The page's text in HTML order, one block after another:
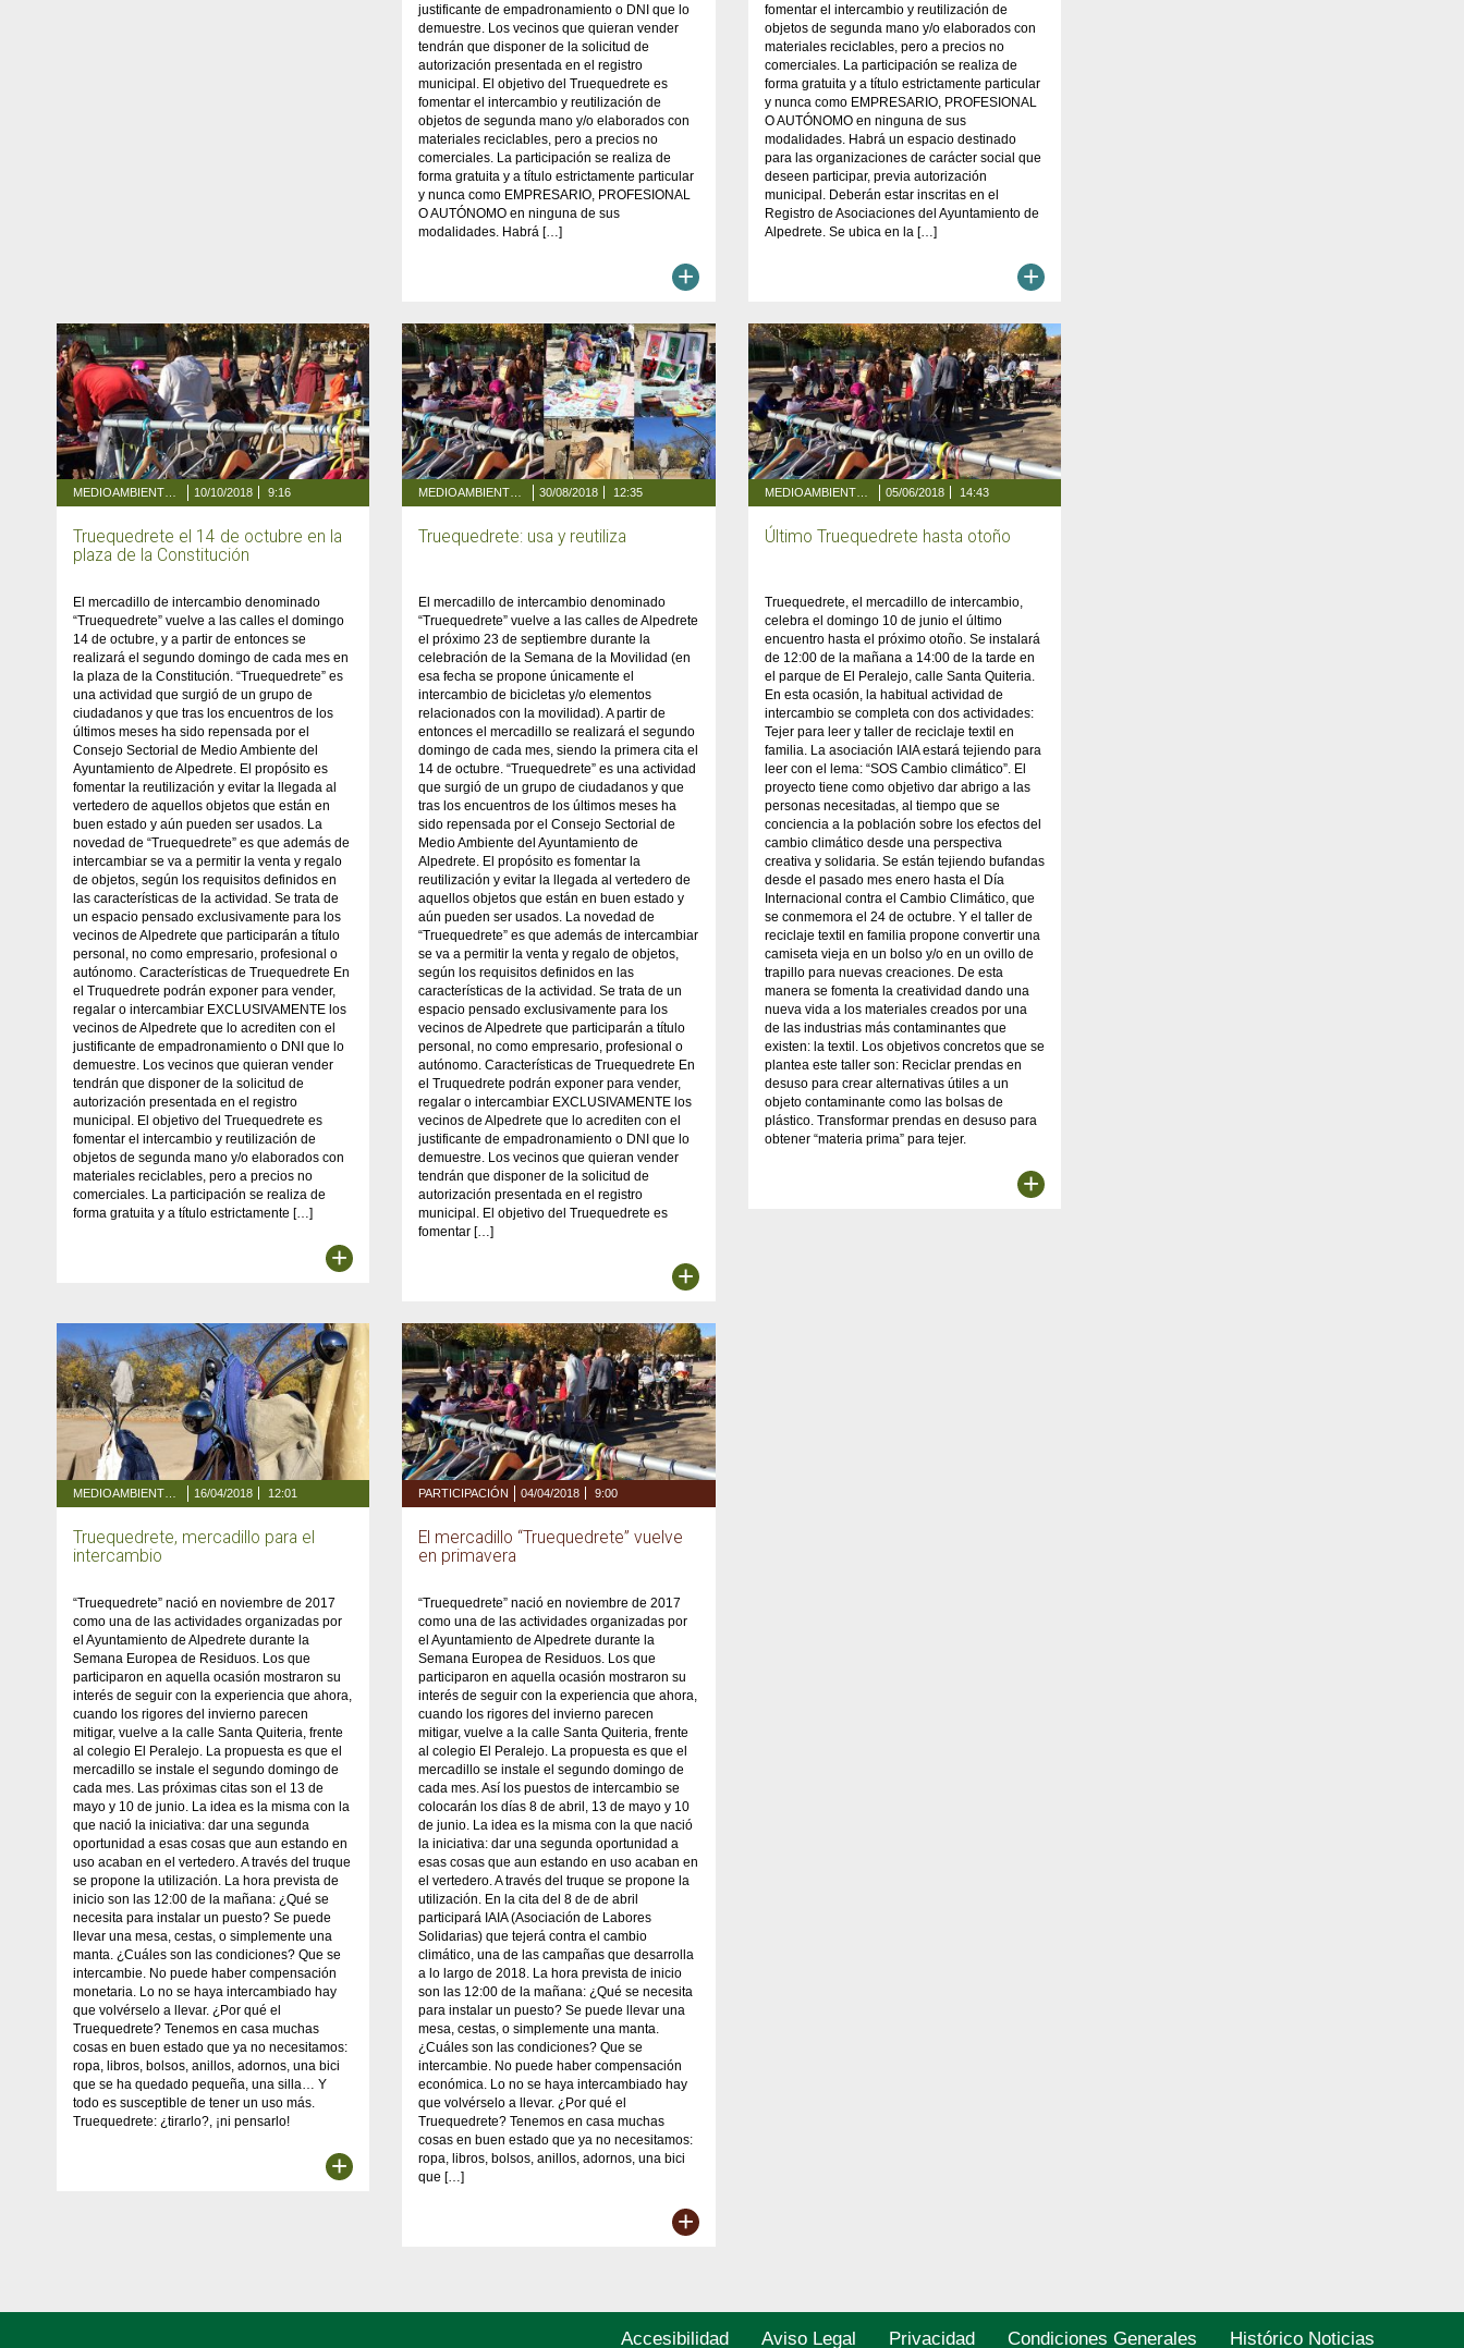
justificante de empadronamiento o DNI que lo
demuestre. Los vecinos que quieran vender
tendrán que disponer de la solicitud de
autorización presentada en el registro
municipal. El objetivo del Truequedrete es
fomentar el intercambio y reutilización de
objetos de segunda mano y/o elaborados con
materiales reciclables, pero a precios no
comerciales. La participación se realiza de
forma gratuita y a título estrictamente particular
y nunca como EMPRESARIO, PROFESIONAL
O AUTÓNOMO en ninguna de sus
modalidades. Habrá […]
+
fomentar el intercambio y reutilización de
objetos de segunda mano y/o elaborados con
materiales reciclables, pero a precios no
comerciales. La participación se realiza de
forma gratuita y a título estrictamente particular
y nunca como EMPRESARIO, PROFESIONAL
O AUTÓNOMO en ninguna de sus
modalidades. Habrá un espacio destinado
para las organizaciones de carácter social que
deseen participar, previa autorización
municipal. Deberán estar inscritas en el
Registro de Asociaciones del Ayuntamiento de
Alpedrete. Se ubica en la […]
+
MEDIOAMBIENTE Y ENERGÍA 10/10/2018 9:16
Truequedrete el 14 de octubre en la
plaza de la Constitución
El mercadillo de intercambio denominado
“Truequedrete” vuelve a las calles el domingo
14 de octubre, y a partir de entonces se
realizará el segundo domingo de cada mes en
la plaza de la Constitución. “Truequedrete” es
una actividad que surgió de un grupo de
ciudadanos y que tras los encuentros de los
últimos meses ha sido repensada por el
Consejo Sectorial de Medio Ambiente del
Ayuntamiento de Alpedrete. El propósito es
fomentar la reutilización y evitar la llegada al
vertedero de aquellos objetos que están en
buen estado y aún pueden ser usados. La
novedad de “Truequedrete” es que además de
intercambiar se va a permitir la venta y regalo
de objetos, según los requisitos definidos en
las características de la actividad. Se trata de
un espacio pensado exclusivamente para los
vecinos de Alpedrete que participarán a título
personal, no como empresario, profesional o
autónomo. Características de Truequedrete En
el Truquedrete podrán exponer para vender,
regalar o intercambiar EXCLUSIVAMENTE los
vecinos de Alpedrete que lo acrediten con el
justificante de empadronamiento o DNI que lo
demuestre. Los vecinos que quieran vender
tendrán que disponer de la solicitud de
autorización presentada en el registro
municipal. El objetivo del Truequedrete es
fomentar el intercambio y reutilización de
objetos de segunda mano y/o elaborados con
materiales reciclables, pero a precios no
comerciales. La participación se realiza de
forma gratuita y a título estrictamente […]
+
MEDIOAMBIENTE Y ENERGÍA 30/08/2018 12:35
Truequedrete: usa y reutiliza
El mercadillo de intercambio denominado
“Truequedrete” vuelve a las calles de Alpedrete
el próximo 23 de septiembre durante la
celebración de la Semana de la Movilidad (en
esa fecha se propone únicamente el
intercambio de bicicletas y/o elementos
relacionados con la movilidad). A partir de
entonces el mercadillo se realizará el segundo
domingo de cada mes, siendo la primera cita el
14 de octubre. “Truequedrete” es una actividad
que surgió de un grupo de ciudadanos y que
tras los encuentros de los últimos meses ha
sido repensada por el Consejo Sectorial de
Medio Ambiente del Ayuntamiento de
Alpedrete. El propósito es fomentar la
reutilización y evitar la llegada al vertedero de
aquellos objetos que están en buen estado y
aún pueden ser usados. La novedad de
“Truequedrete” es que además de intercambiar
se va a permitir la venta y regalo de objetos,
según los requisitos definidos en las
características de la actividad. Se trata de un
espacio pensado exclusivamente para los
vecinos de Alpedrete que participarán a título
personal, no como empresario, profesional o
autónomo. Características de Truequedrete En
el Truquedrete podrán exponer para vender,
regalar o intercambiar EXCLUSIVAMENTE los
vecinos de Alpedrete que lo acrediten con el
justificante de empadronamiento o DNI que lo
demuestre. Los vecinos que quieran vender
tendrán que disponer de la solicitud de
autorización presentada en el registro
municipal. El objetivo del Truequedrete es
fomentar […]
+
MEDIOAMBIENTE Y ENERGÍA 05/06/2018 14:43
Último Truequedrete hasta otoño
Truequedrete, el mercadillo de intercambio,
celebra el domingo 10 de junio el último
encuentro hasta el próximo otoño. Se instalará
de 12:00 de la mañana a 14:00 de la tarde en
el parque de El Peralejo, calle Santa Quiteria.
En esta ocasión, la habitual actividad de
intercambio se completa con dos actividades:
Tejer para leer y taller de reciclaje textil en
familia. La asociación IAIA estará tejiendo para
leer con el lema: “SOS Cambio climático”. El
proyecto tiene como objetivo dar abrigo a las
personas necesitadas, al tiempo que se
conciencia a la población sobre los efectos del
cambio climático desde una perspectiva
creativa y solidaria. Se están tejiendo bufandas
desde el pasado mes enero hasta el Día
Internacional contra el Cambio Climático, que
se conmemora el 24 de octubre. Y el taller de
reciclaje textil en familia propone convertir una
camiseta vieja en un bolso y/o en un ovillo de
trapillo para nuevas creaciones. De esta
manera se fomenta la creatividad dando una
nueva vida a los materiales creados por una
de las industrias más contaminantes que
existen: la textil. Los objetivos concretos que se
plantea este taller son: Reciclar prendas en
desuso para crear alternativas útiles a un
objeto contaminante como las bolsas de
plástico. Transformar prendas en desuso para
obtener “materia prima” para tejer.
+
16/04/2018 12:01
Truequedrete, mercadillo para el
intercambio
“Truequedrete” nació en noviembre de 2017
como una de las actividades organizadas por
el Ayuntamiento de Alpedrete durante la
Semana Europea de Residuos. Los que
participaron en aquella ocasión mostraron su
interés de seguir con la experiencia que ahora,
cuando los rigores del invierno parecen
mitigar, vuelve a la calle Santa Quiteria, frente
al colegio El Peralejo. La propuesta es que el
mercadillo se instale el segundo domingo de
cada mes. Las próximas citas son el 13 de
mayo y 10 de junio. La idea es la misma con la
que nació la iniciativa: dar una segunda
oportunidad a esas cosas que aun estando en
uso acaban en el vertedero. A través del truque
se propone la utilización. La hora prevista de
inicio son las 12:00 de la mañana: ¿Qué se
necesita para instalar un puesto? Se puede
llevar una mesa, cestas, o simplemente una
manta. ¿Cuáles son las condiciones? Que se
intercambie. No puede haber compensación
monetaria. Lo no se haya intercambiado hay
que volvérselo a llevar. ¿Por qué el
Truequedrete? Tenemos en casa muchas
cosas en buen estado que ya no necesitamos:
ropa, libros, bolsos, anillos, adornos, una bici
que se ha quedado pequeña, una silla… Y
todo es susceptible de tener un uso más.
Truequedrete: ¿tirarlo?, ¡ni pensarlo!
+
PARTICIPACIÓN 04/04/2018 9:00
El mercadillo “Truequedrete” vuelve
en primavera
“Truequedrete” nació en noviembre de 2017
como una de las actividades organizadas por
el Ayuntamiento de Alpedrete durante la
Semana Europea de Residuos. Los que
participaron en aquella ocasión mostraron su
interés de seguir con la experiencia que ahora,
cuando los rigores del invierno parecen
mitigar, vuelve a la calle Santa Quiteria, frente
al colegio El Peralejo. La propuesta es que el
mercadillo se instale el segundo domingo de
cada mes. Así los puestos de intercambio se
colocarán los días 8 de abril, 13 de mayo y 10
de junio. La idea es la misma con la que nació
la iniciativa: dar una segunda oportunidad a
esas cosas que aun estando en uso acaban en
el vertedero. A través del truque se propone la
utilización. En la cita del 8 de de abril
participará IAIA (Asociación de Labores
Solidarias) que tejerá contra el cambio
climático, una de las campañas que desarrolla
a lo largo de 2018. La hora prevista de inicio
son las 12:00 de la mañana: ¿Qué se necesita
para instalar un puesto? Se puede llevar una
mesa, cestas, o simplemente una manta.
¿Cuáles son las condiciones? Que se
intercambie. No puede haber compensación
económica. Lo no se haya intercambiado hay
que volvérselo a llevar. ¿Por qué el
Truequedrete? Tenemos en casa muchas
cosas en buen estado que ya no necesitamos:
ropa, libros, bolsos, anillos, adornos, una bici
que […]
+
Accesibilidad Aviso Legal Privacidad Condiciones Generales Histórico Noticias